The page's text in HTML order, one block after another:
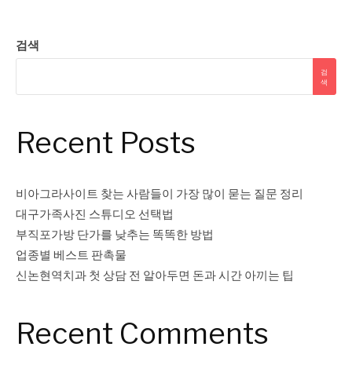
페
이
지
매
김
검색
검
색
Recent Posts
비아그라사이트 찾는 사람들이 가장 많이 묻는 질문 정리
대구가족사진 스튜디오 선택법
부직포가방 단가를 낮추는 똑똑한 방법
업종별 베스트 판촉물
신논현역치과 첫 상담 전 알아두면 돈과 시간 아끼는 팁
Recent Comments